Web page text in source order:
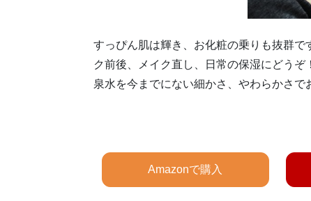
すっぴん肌は輝き、お化粧の乗りも抜群
ク前後、メイク直し、日常の保湿にどう
泉水を今までにない細かさ、やわらかさで
Amazonで購入